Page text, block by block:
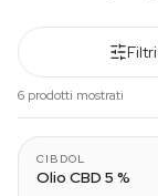
Filtri
6 prodotti mostrati
CIBDOL
Olio CBD 5 %